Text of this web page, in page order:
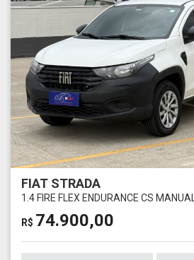
FIAT STRADA
1.4 FIRE FLEX ENDURANCE CS MANUAL
R$ 74.900,00